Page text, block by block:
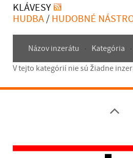
KLÁVESY
HUDBA/HUDOBNÉ
Názov inzerátu Kategória
V tejto kategórií nie sú žiadne